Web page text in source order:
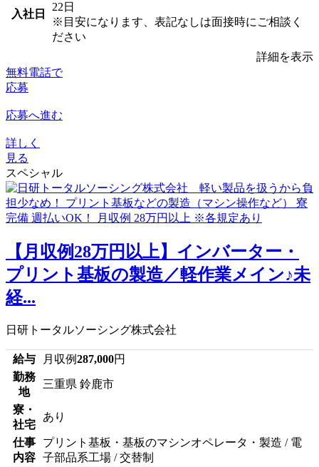
入社日
22日
※目安になります、表記なしは面接時にご相談く
ださい
詳細を表示
無料電話で
応募
応募へ進む
詳しく
見る
スペシャル
【月収例28万円以上】インバーター・
プリント基板の製造／軽作業メイン♪未
経...
日研トータルソーシング株式会社
給与 月収例287,000円
勤務
地
三重県 鈴鹿市
寮・
社宅
あり
仕事
内容
プリント基板・基板のマシンオペレータ・製造 / 電
子部品系工場 / 交替制